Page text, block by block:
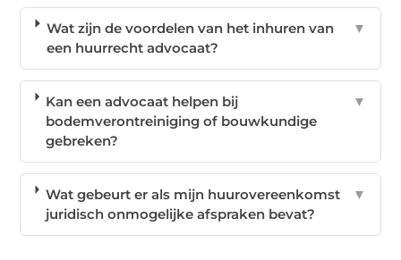
Wat zijn de voordelen van het inhuren van
een huurrecht advocaat?
▼
Kan een advocaat helpen bij
bodemverontreiniging of bouwkundige
gebreken?
▼
Wat gebeurt er als mijn huurovereenkomst
juridisch onmogelijke afspraken bevat?
▼